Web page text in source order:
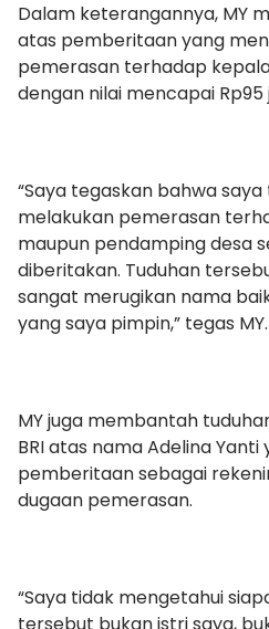
Dalam keterangannya, MY
atas pemberitaan yang
pemerasan terhadap
dengan nilai mencapai Rp95
“Saya tegaskan bahwa
melakukan pemerasan
maupun pendamping desa
diberitakan. Tuduhan
sangat merugikan nama
yang saya pimpin,” tegas MY.
MY juga membantah
BRI atas nama Adelina
pemberitaan sebagai
dugaan pemerasan.
“Saya tidak mengetahui